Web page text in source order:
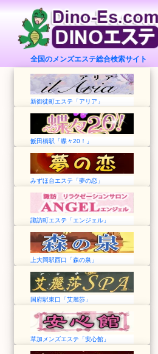
全国のメンズエステ総合検索サイト
新御徒町エステ「アリア」
飯田橋駅「蝶々20！」
みずほ台エステ「夢の恋」
諏訪町エステ「エンジェル」
上大岡駅西口「森の泉」
国府駅東口「艾麗莎」
草加メンズエステ「安心館」
一般エステ
沙羅沙
東京➠東久留米駅
12:00～LAST
沙羅沙おすすめコース
90分